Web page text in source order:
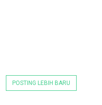
POSTING LEBIH BARU